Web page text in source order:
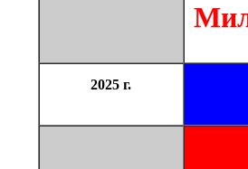
2025 г.